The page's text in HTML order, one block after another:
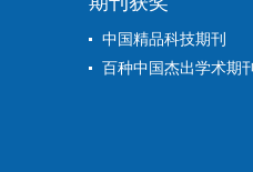
中国精品科技期刊
百种中国杰出学术期